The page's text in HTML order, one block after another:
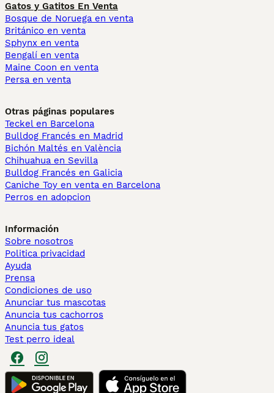
Gatos y Gatitos En Venta
Bosque de Noruega en venta
Británico en venta
Sphynx en venta
Bengalí en venta
Maine Coon en venta
Persa en venta
Otras páginas populares
Teckel en Barcelona
Bulldog Francés en Madrid
Bichón Maltés en València
Chihuahua en Sevilla
Bulldog Francés en Galicia
Caniche Toy en venta en Barcelona
Perros en adopcion
Información
Sobre nosotros
Politica privacidad
Ayuda
Prensa
Condiciones de uso
Anunciar tus mascotas
Anuncia tus cachorros
Anuncia tus gatos
Test perro ideal